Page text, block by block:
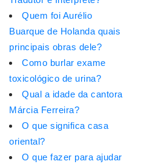
Quem foi Aurélio
Buarque de Holanda quais
principais obras dele?
Como burlar exame
toxicológico de urina?
Qual a idade da cantora
Márcia Ferreira?
O que significa casa
oriental?
O que fazer para ajudar